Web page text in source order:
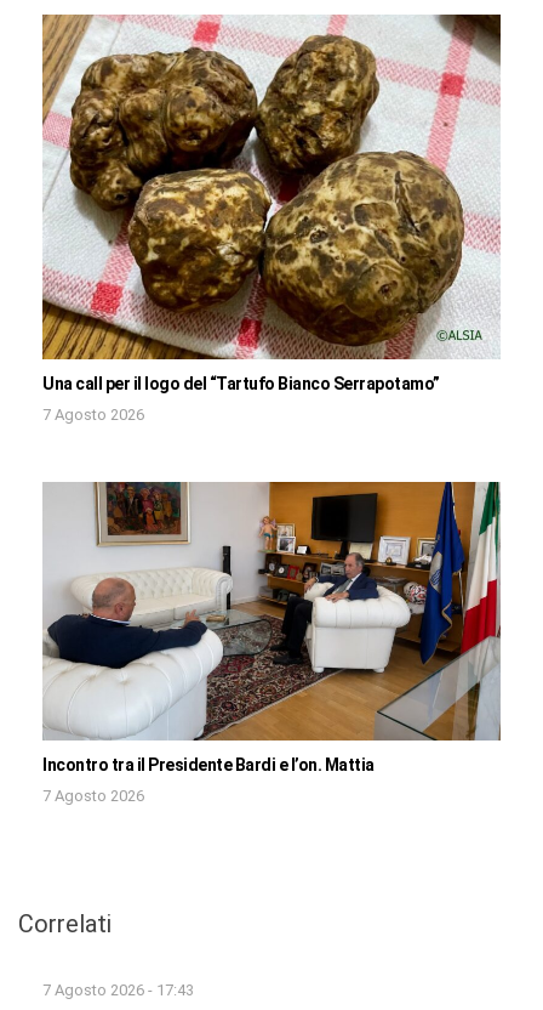
Una call per il logo del “Tartufo Bianco Serrapotamo”
7 Agosto 2026
Incontro tra il Presidente Bardi e l’on. Mattia
7 Agosto 2026
Correlati
7 Agosto 2026 - 17:43